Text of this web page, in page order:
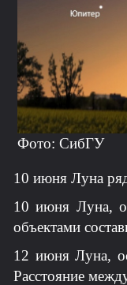
Фото: СибГУ
10 июня Луна
10 июня Луна,
объектами
12 июня Луна,
Расстояние